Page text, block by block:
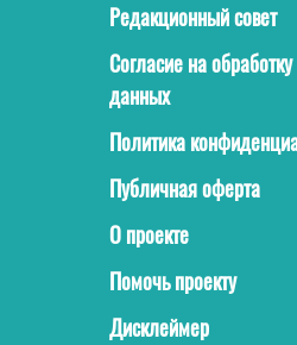
Редакционный совет
Согласие на
данных
Политика
Публичная оферта
О проекте
Помочь проекту
Дисклеймер